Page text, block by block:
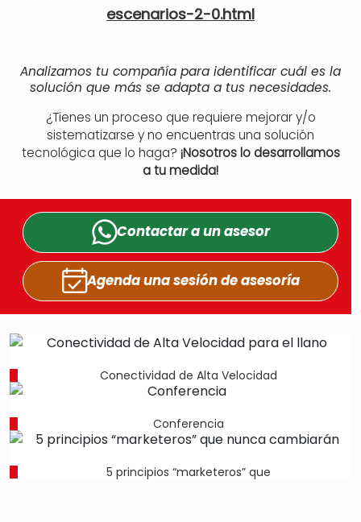
escenarios-2-0.html
Analizamos tu compañía para identificar cuál es la
solución que más se adapta a tus necesidades.
¿Tienes un proceso que requiere mejorar y/o
sistematizarse y no encuentras una solución
tecnológica que lo haga? ¡Nosotros lo desarrollamos
a tu medida!
Contactar a unasesor
Agenda una sesiónde asesoría
Conectividad de Alta Velocidad
Conferencia
5 principios “marketeros” que